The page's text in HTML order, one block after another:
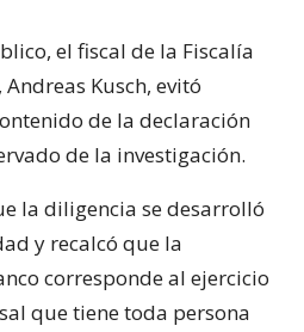
el fiscal de la Fiscalía
Kusch, evitó
de la declaración
de la investigación.
la diligencia se desarrolló
y recalcó que la
corresponde al ejercicio
que tiene toda persona